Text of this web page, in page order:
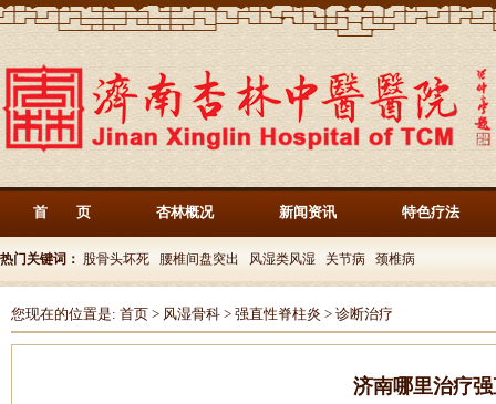
首 页 杏林概况 新闻资讯 特色疗法
热门关键词： 股骨头坏死 腰椎间盘突出 风湿类风湿 关节病 颈椎病
您现在的位置是: 首页 > 风湿骨科 > 强直性脊柱炎 > 诊断治疗
济南哪里治疗